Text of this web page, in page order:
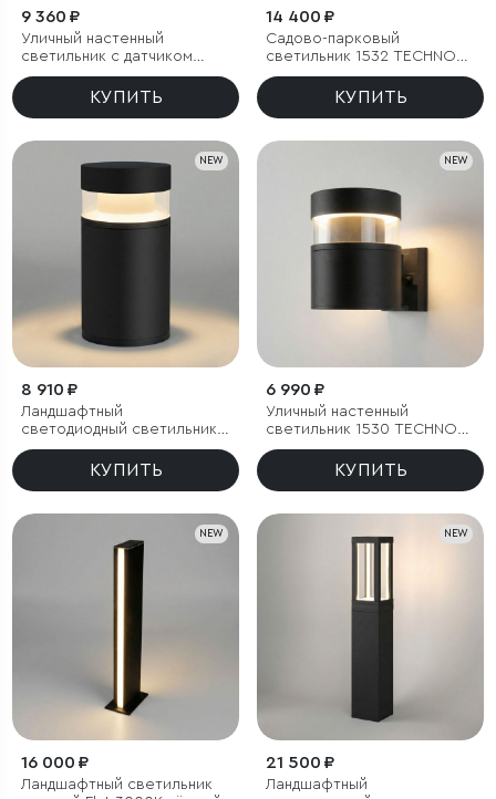
9 360 ₽
Уличный настенный
светильник с датчиком
движения Sensor 3000K
КУПИТЬ
14 400 ₽
Садово-парковый
светильник 1532 TECHNO
LED 3000K чёрный
КУПИТЬ
NEW
8 910 ₽
Ландшафтный
светодиодный светильник
1531 TECHNO LED 3000K
КУПИТЬ
NEW
6 990 ₽
Уличный настенный
светильник 1530 TECHNO
LED 3000K чёрный
КУПИТЬ
NEW
16 000 ₽
Ландшафтный светильник
NEW
21 500 ₽
Ландшафтный